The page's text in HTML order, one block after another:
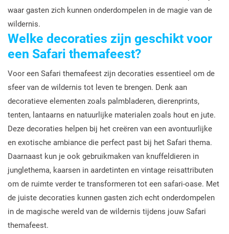
waar gasten zich kunnen onderdompelen in de magie van de
wildernis.
Welke decoraties zijn geschikt voor
een Safari themafeest?
Voor een Safari themafeest zijn decoraties essentieel om de
sfeer van de wildernis tot leven te brengen. Denk aan
decoratieve elementen zoals palmbladeren, dierenprints,
tenten, lantaarns en natuurlijke materialen zoals hout en jute.
Deze decoraties helpen bij het creëren van een avontuurlijke
en exotische ambiance die perfect past bij het Safari thema.
Daarnaast kun je ook gebruikmaken van knuffeldieren in
junglethema, kaarsen in aardetinten en vintage reisattributen
om de ruimte verder te transformeren tot een safari-oase. Met
de juiste decoraties kunnen gasten zich echt onderdompelen
in de magische wereld van de wildernis tijdens jouw Safari
themafeest.